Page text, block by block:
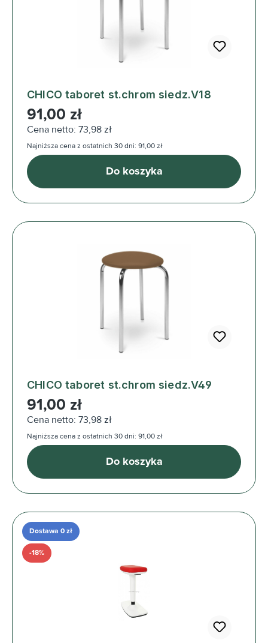
CHICO taboret st.chrom siedz.V18
Cena regularna:
91,00 zł
Cena netto: 73,98 zł
Najniższa cena z ostatnich 30 dni: 91,00 zł
Do koszyka
CHICO taboret st.chrom siedz.V49
Cena regularna:
91,00 zł
Cena netto: 73,98 zł
Najniższa cena z ostatnich 30 dni: 91,00 zł
Do koszyka
Dostawa 0 zł
-18%